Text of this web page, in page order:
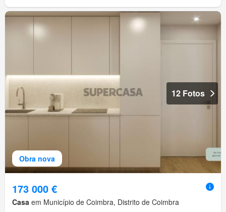
Obra nova
12 Fotos
173 000 €
Casa em Município de Coimbra, Distrito de Coimbra